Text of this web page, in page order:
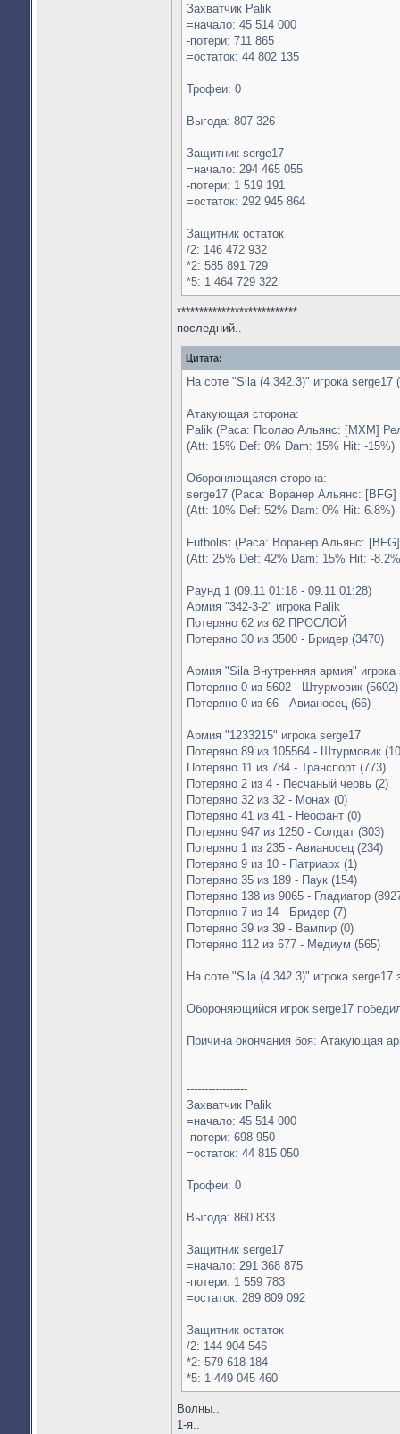
Захватчик Palik
=начало: 45 514 000
-потери: 711 865
=остаток: 44 802 135
Трофеи: 0
Выгода: 807 326
Защитник serge17
=начало: 294 465 055
-потери: 1 519 191
=остаток: 292 945 864
Защитник остаток
/2: 146 472 932
*2: 585 891 729
*5: 1 464 729 322
***************************
последний..
Цитата:
На соте "Sila (4.342.3)" игрока
Атакующая сторона:
Palik (Раса: Псолао Альянс: [MXM]
(Att: 15% Def: 0% Dam: 15% Hit: -15%)
Обороняющаяся сторона:
serge17 (Раса: Воранер Альянс: [BFG]
(Att: 10% Def: 52% Dam: 0% Hit: 6.8%)
Futbolist (Раса: Воранер Альянс:
(Att: 25% Def: 42% Dam: 15% Hit: -
Раунд 1 (09.11 01:18 - 09.11 01:28)
Армия "342-3-2" игрока Palik
Потеряно 62 из 62 ПРОСЛОЙ
Потеряно 30 из 3500 - Бридер (3470)
Армия "Sila Внутренняя армия" игрока
Потеряно 0 из 5602 - Штурмовик (5602)
Потеряно 0 из 66 - Авианосец (66)
Армия "1233215" игрока serge17
Потеряно 89 из 105564 - Штурмовик
Потеряно 11 из 784 - Транспорт (773)
Потеряно 2 из 4 - Песчаный червь (2)
Потеряно 32 из 32 - Монах (0)
Потеряно 41 из 41 - Неофант (0)
Потеряно 947 из 1250 - Солдат (303)
Потеряно 1 из 235 - Авианосец (234)
Потеряно 9 из 10 - Патриарх (1)
Потеряно 35 из 189 - Паук (154)
Потеряно 138 из 9065 - Гладиатор
Потеряно 7 из 14 - Бридер (7)
Потеряно 39 из 39 - Вампир (0)
Потеряно 112 из 677 - Медиум (565)
На соте "Sila (4.342.3)" игрока serge17
Обороняющийся игрок serge17
Причина окончания боя: Атакующая
-----------------
Захватчик Palik
=начало: 45 514 000
-потери: 698 950
=остаток: 44 815 050
Трофеи: 0
Выгода: 860 833
Защитник serge17
=начало: 291 368 875
-потери: 1 559 783
=остаток: 289 809 092
Защитник остаток
/2: 144 904 546
*2: 579 618 184
*5: 1 449 045 460
Волны..
1-я..